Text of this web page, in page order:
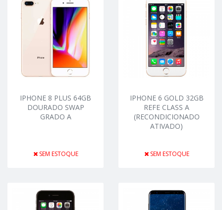
IPHONE 8 PLUS 64GB
DOURADO SWAP
GRADO A
SEM ESTOQUE
IPHONE 6 GOLD 32GB
REFE CLASS A
(RECONDICIONADO
ATIVADO)
SEM ESTOQUE